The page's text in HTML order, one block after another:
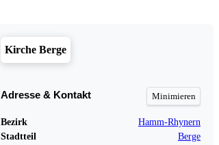
Kirche Berge
Adresse & Kontakt
Bezirk
Hamm-Rhynern
Stadtteil
Berge